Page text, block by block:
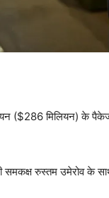
($286 मिलियन) के
समकक्ष रुस्तम उमेरोव के